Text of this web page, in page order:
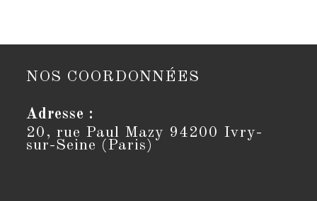
NOS COORDONNÉES
Adresse :
20, rue Paul Mazy 94200 Ivry-
sur-Seine (Paris)